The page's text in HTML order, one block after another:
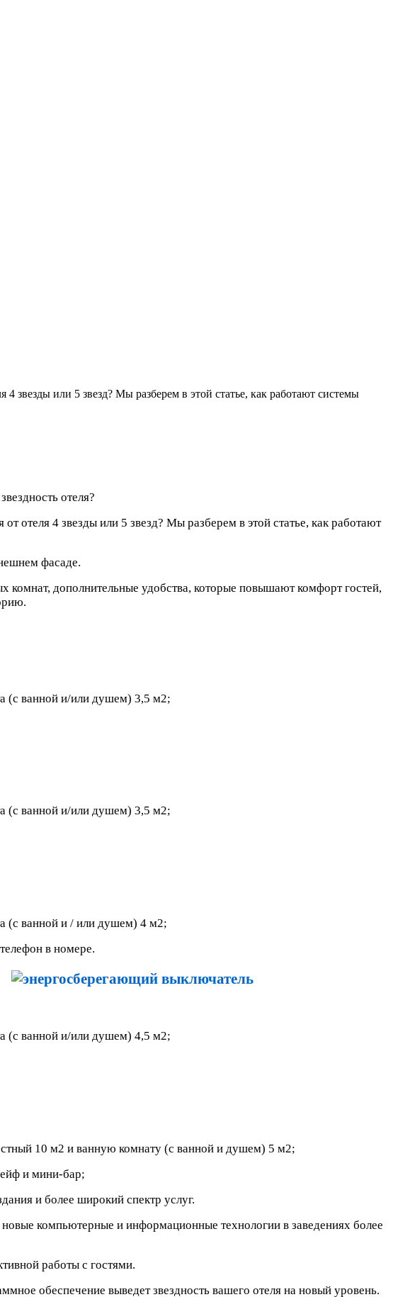
звезды или 5 звезд? Мы разберем в этой статье, как работают системы
отеля?
отеля 4 звезды или 5 звезд? Мы разберем в этой статье, как работают
фасаде.
комнат, дополнительные удобства, которые повышают комфорт гостей,
(с ванной и/или душем) 3,5 м2;
(с ванной и/или душем) 3,5 м2;
(с ванной и / или душем) 4 м2;
в номере.
(с ванной и/или душем) 4,5 м2;
10 м2 и ванную комнату (с ванной и душем) 5 м2;
и мини-бар;
и более широкий спектр услуг.
компьютерные и информационные технологии в заведениях более
работы с гостями.
обеспечение выведет звездность вашего отеля на новый уровень.